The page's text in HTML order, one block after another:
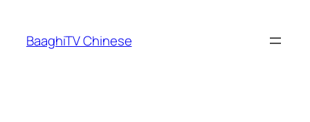
content
BaaghiTV Chinese